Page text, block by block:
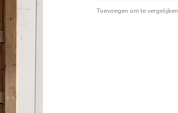
Toevoegen om te vergelijken